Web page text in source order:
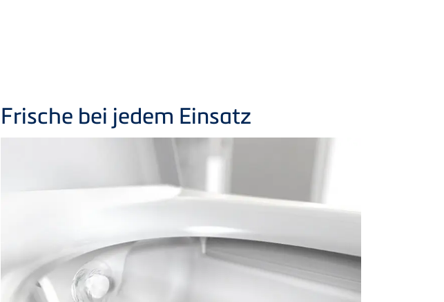
Frische bei jedem Einsatz